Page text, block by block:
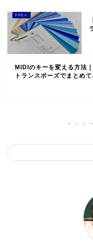
MIDIのキーを変える方法
トランスポーズでまとめ